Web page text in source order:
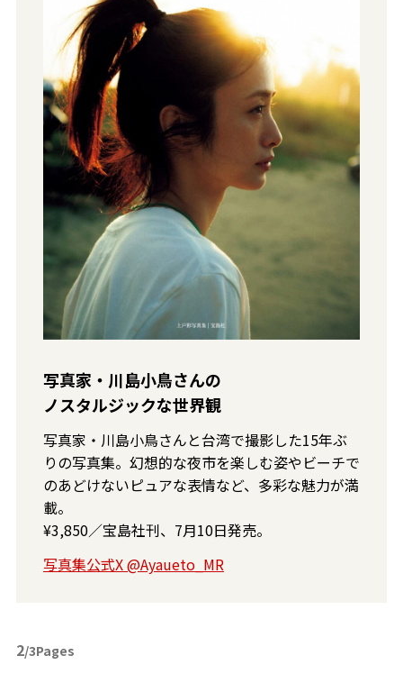
写真家・川島小鳥さんの
ノスタルジックな世界観
写真家・川島小鳥さんと台湾で撮影した15年ぶ
りの写真集。幻想的な夜市を楽しむ姿やビーチで
のあどけないピュアな表情など、多彩な魅力が満
載。
¥3,850／宝島社刊、7月10日発売。
写真集公式X @Ayaueto_MR
2/3Pages